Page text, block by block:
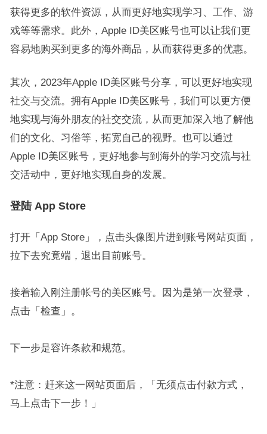
获得更多的软件资源，从而更好地实现学习、工作、游
戏等等需求。此外，Apple ID美区账号也可以让我们更
容易地购买到更多的海外商品，从而获得更多的优惠。
其次，2023年Apple ID美区账号分享，可以更好地实现
社交与交流。拥有Apple ID美区账号，我们可以更方便
地实现与海外朋友的社交交流，从而更加深入地了解他
们的文化、习俗等，拓宽自己的视野。也可以通过
Apple ID美区账号，更好地参与到海外的学习交流与社
交活动中，更好地实现自身的发展。
登陆 App Store
打开「App Store」，点击头像图片进到账号网站页面，
拉下去究竟端，退出目前账号。
接着输入刚注册帐号的美区账号。因为是第一次登录，
点击「检查」。
下一步是容许条款和规范。
*注意：赶来这一网站页面后，「无须点击付款方式，
马上点击下一步！」